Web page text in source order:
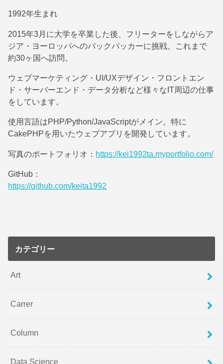
1992年生まれ
2015年3月に大学を卒業した後、フリーターをしながらア
ジア・ヨーロッパへのバックパッカーに挑戦。これまで
約30ヶ国へ訪問。
ウェブマーケティング・UI/UXデザイン・フロントエン
ド・サーバーエンド・データ分析など様々なIT周辺の仕事
をしています。
使用言語はPHP/Python/JavaScriptがメイン。特に
CakePHPを用いたウェブアプリを開発しています。
写真のポートフォリオ： https://kei1992ta.myportfolio.com/
GitHub：
https://github.com/keita1992
カテゴリー
Art
Carrer
Column
Data Science